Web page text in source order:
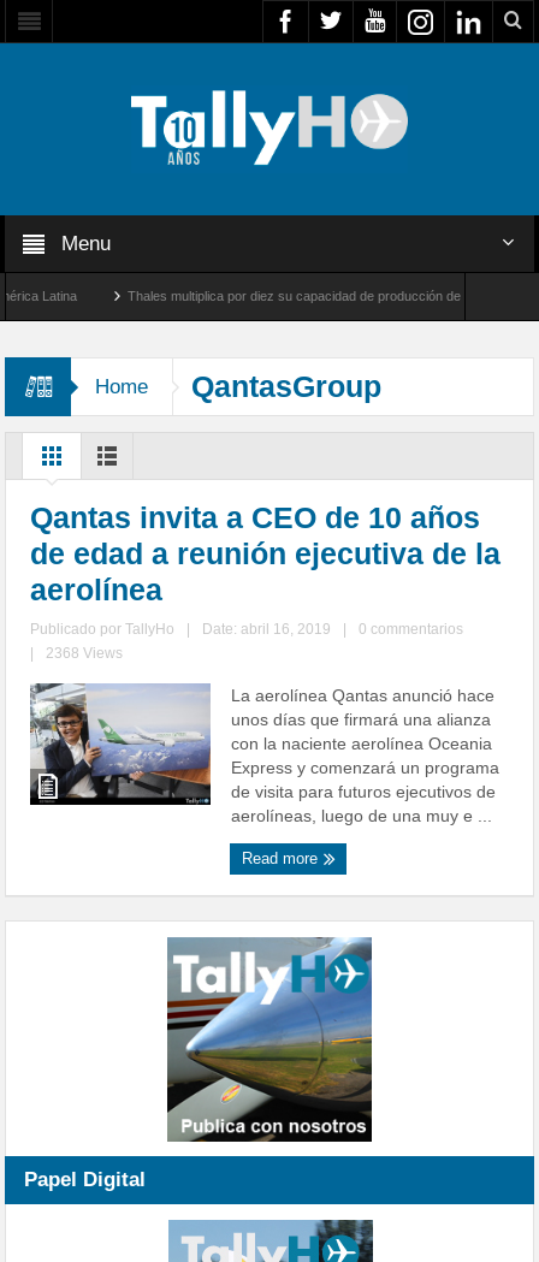
Menu
Latina Thales multiplica por diez su capacidad de producción de radares en Brasil
Home QantasGroup
Qantas invita a CEO de 10 años
de edad a reunión ejecutiva de la
aerolínea
Publicado porTallyHo Date: abril 16, 2019
0 commentarios
2368 Views
La aerolínea Qantas anunció hace
unos días que firmará una alianza
con la naciente aerolínea Oceania
Express y comenzará un programa
de visita para futuros ejecutivos de
aerolíneas, luego de una muy e ...
Read more
Papel Digital